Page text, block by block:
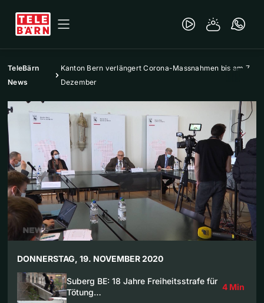
TeleBärn
News
Kanton Bern verlängert Corona-Massnahmen bis am 7.
Dezember
DONNERSTAG, 19. NOVEMBER 2020
Suberg BE: 18 Jahre Freiheitsstrafe für
Tötung…
4 Min